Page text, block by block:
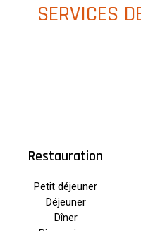
SERVICES
Restauration
Petit déjeuner
Déjeuner
Dîner